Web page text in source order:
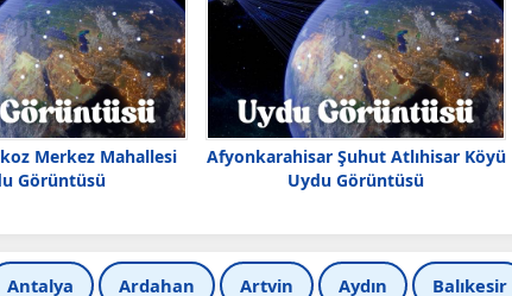
Merkez Mahallesi
Görüntüsü
Afyonkarahisar Şuhut Atlıhisar Köyü
Uydu Görüntüsü
Antalya Ardahan Artvin Aydın Balıkesir